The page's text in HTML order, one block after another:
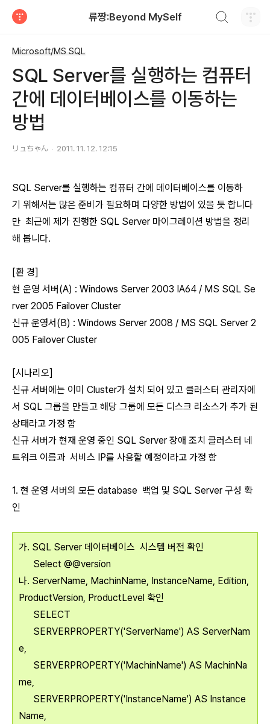
류짱:Beyond MySelf
Microsoft/MS SQL
SQL Server를 실행하는 컴퓨터
간에 데이터베이스를 이동하는
방법
リュちゃん 2011. 11. 12. 12:15
SQL Server를 실행하는 컴퓨터 간에 데이터베이스를 이동하
기 위해서는 많은 준비가 필요하며 다양한 방법이 있을 듯 합니다
만 최근에 제가 진행한 SQL Server 마이그레이션 방법을 정리
해 봅니다.
[환 경]
현 운영 서버(A) : Windows Server 2003 IA64 / MS SQL Se
rver 2005 Failover Cluster
신규 운영서(B) : Windows Server 2008 / MS SQL Server 2
005 Failover Cluster
[시나리오]
신규 서버에는 이미 Cluster가 설치 되어 있고 클러스터 관리자에
서 SQL 그룹을 만들고 해당 그룹에 모든 디스크 리소스가 추가 된
상태라고 가정 함
신규 서버가 현재 운영 중인 SQL Server 장애 조치 클러스터 네
트워크 이름과 서비스 IP를 사용할 예정이라고 가정 함
1. 현 운영 서버의 모든 database 백업 및 SQL Server 구성 확
인
가. SQL Server 데이터베이스 시스템 버전 확인
Select @@version
나. ServerName, MachinName, InstanceName, Edition,
ProductVersion, ProductLevel 확인
SELECT
SERVERPROPERTY('ServerName') AS ServerNam
e,
SERVERPROPERTY('MachinName') AS MachinNa
me,
SERVERPROPERTY('InstanceName') AS Instance
Name,